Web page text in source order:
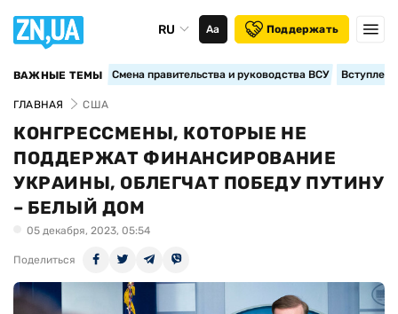
RU Аа Поддержать
ВАЖНЫЕ ТЕМЫ Смена правительства и руководства ВСУ
ГЛАВНАЯ США
КОНГРЕССМЕНЫ, КОТОРЫЕ НЕ
ПОДДЕРЖАТ ФИНАНСИРОВАНИЕ
УКРАИНЫ, ОБЛЕГЧАТ ПОБЕДУ ПУТИНУ
– БЕЛЫЙ ДОМ
05 декабря, 2023, 05:54
Поделиться